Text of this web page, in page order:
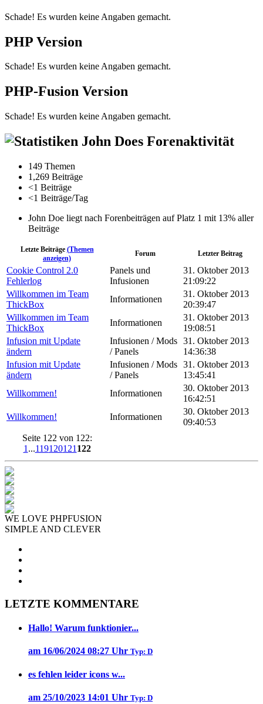
Schade! Es wurden keine Angaben gemacht.
PHP Version
Schade! Es wurden keine Angaben gemacht.
PHP-Fusion Version
Schade! Es wurden keine Angaben gemacht.
John Does Forenaktivität
149 Themen
1,269 Beiträge
<1 Beiträge
<1 Beiträge/Tag
John Doe liegt nach Forenbeiträgen auf Platz 1 mit 13% aller
Beiträge
Letzte Beiträge (Themen
anzeigen)
Forum Letzter Beitrag
Cookie Control 2.0
Fehlerlog
Panels und
Infusionen
31. Oktober 2013
21:09:22
Willkommen im Team
ThickBox
Informationen
31. Oktober 2013
20:39:47
Willkommen im Team
ThickBox
Informationen
31. Oktober 2013
19:08:51
Infusion mit Update
ändern
Infusionen / Mods
/ Panels
31. Oktober 2013
14:36:38
Infusion mit Update
ändern
Infusionen / Mods
/ Panels
31. Oktober 2013
13:45:41
Willkommen!
Informationen
30. Oktober 2013
16:42:51
Willkommen!
Informationen
30. Oktober 2013
09:40:53
Seite 122 von 122:
1 ...119120121 122
WE LOVE PHPFUSION
SIMPLE AND CLEVER
LETZTE KOMMENTARE
Hallo! Warum funktionier...
am 16/06/2024 08:27 Uhr Typ: D
es fehlen leider icons w...
am 25/10/2023 14:01 Uhr Typ: D